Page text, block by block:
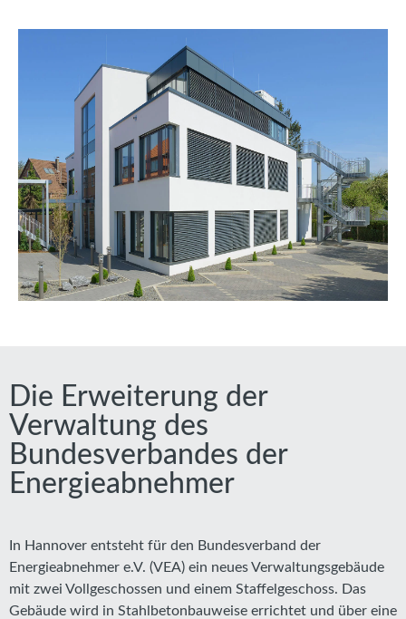
Die Erweiterung der
Verwaltung des
Bundesverbandes der
Energieabnehmer
In Hannover entsteht für den Bundesverband der
Energieabnehmer e.V. (VEA) ein neues Verwaltungsgebäude
mit zwei Vollgeschossen und einem Staffelgeschoss. Das
Gebäude wird in Stahlbetonbauweise errichtet und über eine